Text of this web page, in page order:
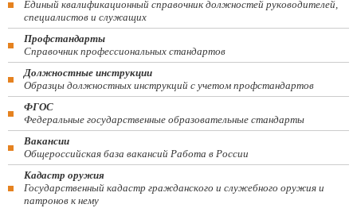
Единый квалификационный справочник должностей руководителей,
специалистов и служащих
Профстандарты
Справочник профессиональных стандартов
Должностные инструкции
Образцы должностных инструкций с учетом профстандартов
ФГОС
Федеральные государственные образовательные стандарты
Вакансии
Общероссийская база вакансий Работа в России
Кадастр оружия
Государственный кадастр гражданского и служебного оружия и
патронов к нему